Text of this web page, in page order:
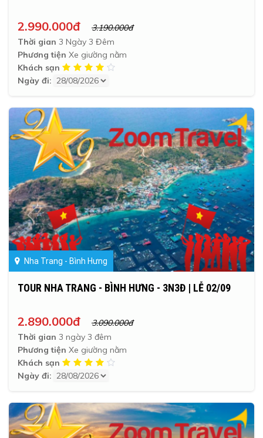
2.990.000đ
3.190.000đ
Thời gian 3 Ngày 3 Đêm
Phương tiện Xe giường nằm
Khách sạn
Ngày đi:
Nha Trang - Bình Hưng
TOUR NHA TRANG - BÌNH HƯNG - 3N3Đ | LỄ 02/09
2.890.000đ
3.090.000đ
Thời gian 3 ngày 3 đêm
Phương tiện Xe giường nằm
Khách sạn
Ngày đi: